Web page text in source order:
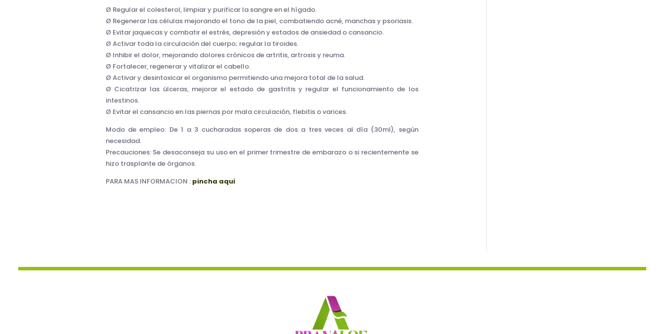
Ø Regular el colesterol, limpiar y purificar la sangre en el hígado.
Ø Regenerar las células mejorando el tono de la piel, combatiendo acné, manchas y psoriasis.
Ø Evitar jaquecas y combatir el estrés, depresión y estados de ansiedad o cansancio.
Ø Activar toda la circulación del cuerpo; regular la tiroides.
Ø Inhibir el dolor, mejorando dolores crónicos de artritis, artrosis y reuma.
Ø Fortalecer, regenerar y vitalizar el cabello.
Ø Activar y desintoxicar el organismo permitiendo una mejora total de la salud.
Ø Cicatrizar las úlceras, mejorar el estado de gastritis y regular el funcionamiento de los
intestinos.
Ø Evitar el cansancio en las piernas por mala circulación, flebitis o varices.
Modo de empleo: De 1 a 3 cucharadas soperas de dos a tres veces al día (30ml), según
necesidad.
Precauciones: Se desaconseja su uso en el primer trimestre de embarazo o si recientemente se
hizo trasplante de órganos.
PARA MAS INFORMACION : pincha aqui